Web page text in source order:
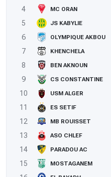
4
MC ORAN
5
JS KABYLIE
6
OLYMPIQUE AKBOU
7
KHENCHELA
8
BEN AKNOUN
9
CS CONSTANTINE
10
USM ALGER
11
ES SETIF
12
MB ROUISSET
13
ASO CHLEF
14
PARADOU AC
15
MOSTAGANEM